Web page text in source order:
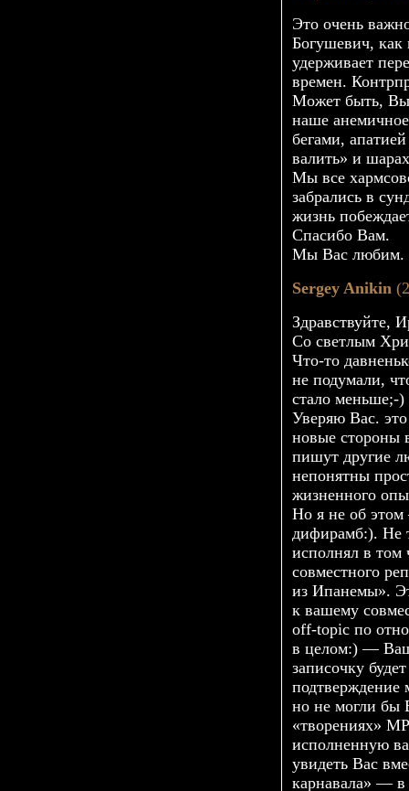
Это очень
Богушевич, как
удерживает
времен.
Может быть, Вы
наше
бегами,
валить» и
Мы все
забрались в
жизнь
Спасибо Вам.
Мы Вас любим.
Sergey Anikin
Здравствуйте,
Со светлым
Что-то
не подумали,
стало меньше;-)
Уверяю Вас.
новые стороны
пишут другие
непонятны
жизненного
Но я не об
дифирамб:). Не
исполнял в том
совместного
из Ипанемы».
к вашему
off-topic по
в целом:) —
записочку
но не могли бы
«творениях»
исполненную
увидеть Вас
карнавала» — в